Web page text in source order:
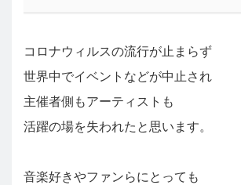
コロナウィルスの流行が止まらず
世界中でイベントなどが中止され
主催者側もアーティストも
活躍の場を失われたと思います。
音楽好きやファンらにとっても